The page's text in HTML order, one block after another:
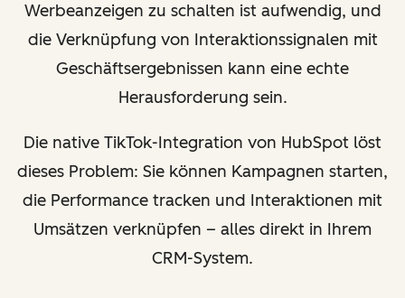
Werbeanzeigen zu schalten ist aufwendig, und
die Verknüpfung von Interaktionssignalen mit
Geschäftsergebnissen kann eine echte
Herausforderung sein.
Die native TikTok-Integration von HubSpot löst
dieses Problem: Sie können Kampagnen starten,
die Performance tracken und Interaktionen mit
Umsätzen verknüpfen – alles direkt in Ihrem
CRM-System.